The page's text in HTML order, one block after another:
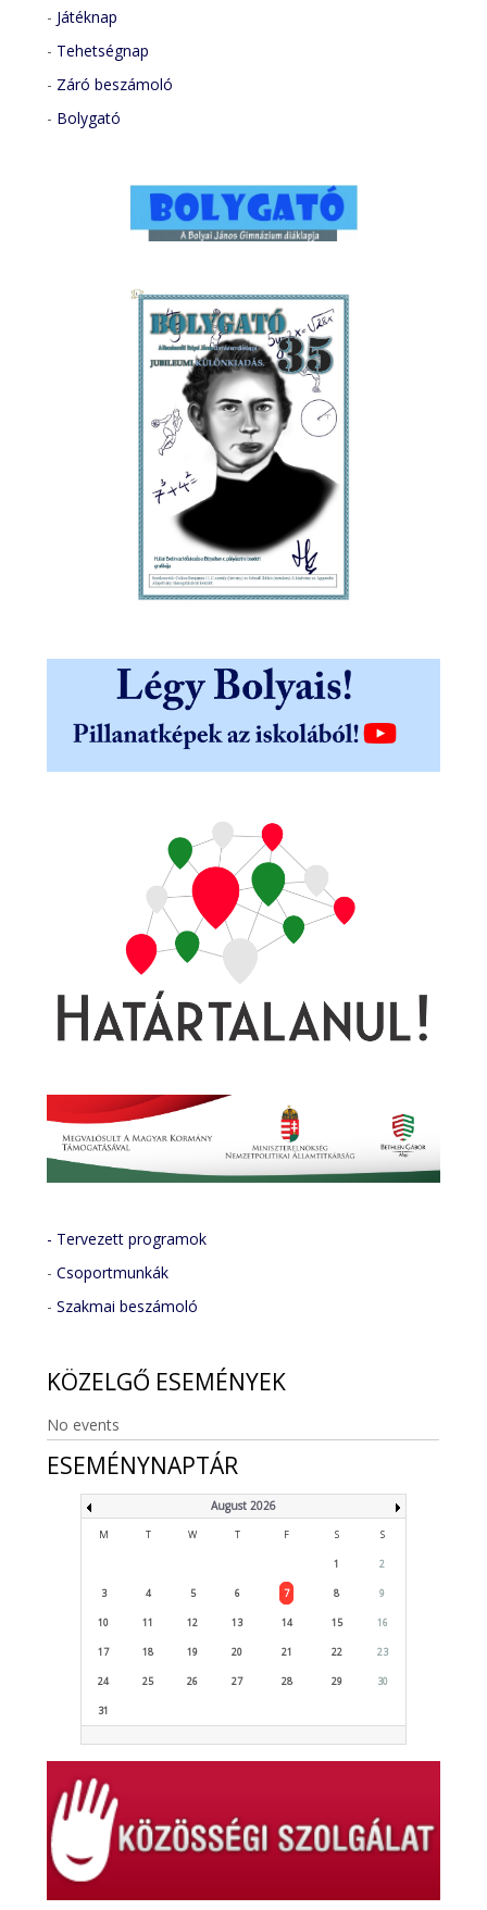
- Játéknap
- Tehetségnap
- Záró beszámoló
- Bolygató
- Tervezett programok
-Csoportmunkák
-Szakmai beszámoló
KÖZELGŐ ESEMÉNYEK
No events
ESEMÉNYNAPTÁR
August 2026
M T W T F S S
1 2
3 4 5 6 7 8 9
10 11 12 13 14 15 16
17 18 19 20 21 22 23
24 25 26 27 28 29 30
31